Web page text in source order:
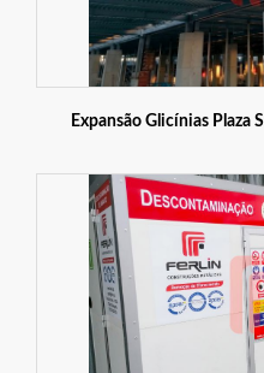
Expansão Glicínias Plaza